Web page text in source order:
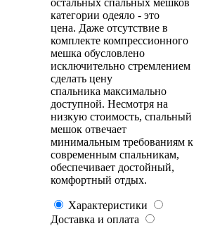
категории одеяло - это
цена. Даже отсутствие в
комплекте компрессионного
мешка обусловлено
исключительно стремлением
сделать цену
спальника максимально
доступной. Несмотря на
низкую стоимость, спальный
мешок отвечает
минимальным требованиям к
современным спальникам,
обеспечивает достойный,
комфортный отдых.
Характеристики
Доставка и оплата